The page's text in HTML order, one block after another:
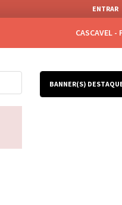
ENTRAR
CASCAVEL -
BANNER(S)